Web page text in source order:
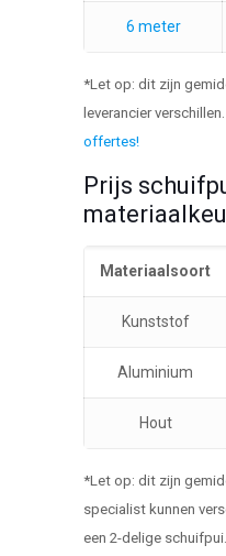
6 meter
*Let op: dit zijn
leverancier
offertes!
Prijs
Materiaalsoort
Kunststof
Aluminium
Hout
*Let op: dit zijn
specialist kunnen
een 2-delige